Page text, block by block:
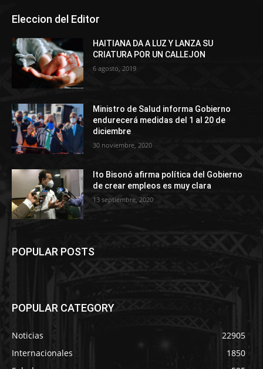
Eleccion del Editor
HAITIANA DA A LUZ Y LANZA SU
CRIATURA POR UN CALLEJON
6 agosto, 2019
Ministro de Salud informa Gobierno
endurecerá medidas del 1 al 20 de
diciembre
30 noviembre, 2020
Ito Bisonó afirma política del Gobierno
de crear empleos es muy clara
13 septiembre, 2020
POPULAR POSTS
POPULAR CATEGORY
Noticias
22905
Internacionales
1850